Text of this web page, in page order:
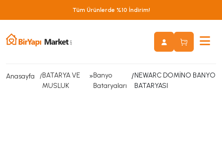
Tüm Ürünlerde %10 İndirim!
Anasayfa
BATARYA VE
MUSLUK
»Banyo
Bataryaları
/NEWARC DOMİNO BANYO
BATARYASI